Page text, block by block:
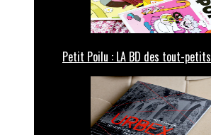
Petit Poilu : LA BD des tout-petits